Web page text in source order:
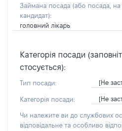
Займана посада (або посада, на
кандидат):
головний лікарь
Категорія посади
стосується):
Тип посади: [Не
Категорія посади: [Не
Чи належите ви до службових
відповідальне та особливо